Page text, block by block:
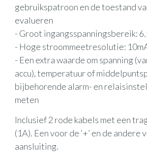
gebruikspatroon en de toestand
evalueren
- Groot ingangsspanningsbereik:
- Hoge stroommeetresolutie:
- Een extra waarde om spanning
accu), temperatuur of
bijbehorende alarm- en
meten
Inclusief 2 rode kabels met een
(1A). Een voor de ‘+’ en de andere
aansluiting.